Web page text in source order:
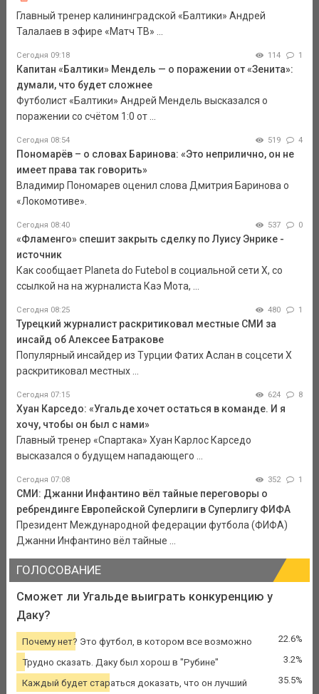
Главный тренер калининградской «Балтики» Андрей
Талалаев в эфире «Матч ТВ» ...
Сегодня 09:18 114 1
Капитан «Балтики» Мендель — о поражении от «Зенита»:
думали, что будет сложнее
Футболист «Балтики» Андрей Мендель высказался о
поражении со счётом 1:0 от ...
Сегодня 08:54 519 4
Пономарёв – о словах Баринова: «Это неприлично, он не
имеет права так говорить»
Владимир Пономарев оценил слова Дмитрия Баринова о
«Локомотиве».
Сегодня 08:40 537 0
«Фламенго» спешит закрыть сделку по Луису Энрике -
источник
Как сообщает Planeta do Futebol в социальной сети Х, со
ссылкой на на журналиста Каэ Мота, ...
Сегодня 08:25 480 1
Турецкий журналист раскритиковал местные СМИ за
инсайд об Алексее Батракове
Популярный инсайдер из Турции Фатих Аслан в соцсети X
раскритиковал местных ...
Сегодня 07:15 624 8
Хуан Карседо: «Угальде хочет остаться в команде. И я
хочу, чтобы он был с нами»
Главный тренер «Спартака» Хуан Карлос Карседо
высказался о будущем нападающего ...
Сегодня 07:08 352 1
СМИ: Джанни Инфантино вёл тайные переговоры о
ребрендинге Европейской Суперлиги в Суперлигу ФИФА
Президент Международной федерации футбола (ФИФА)
Джанни Инфантино вёл тайные ...
ГОЛОСОВАНИЕ
Сможет ли Угальде выиграть конкуренцию у
Даку?
Почему нет? Это футбол, в котором все возможно 22.6%
Трудно сказать. Даку был хорош в "Рубине" 3.2%
Каждый будет стараться доказать, что он лучший 35.5%